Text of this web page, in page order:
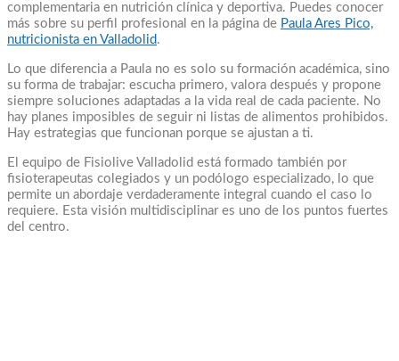
complementaria en nutrición clínica y deportiva. Puedes conocer
más sobre su perfil profesional en la página de Paula Ares Pico,
nutricionista en Valladolid.
Lo que diferencia a Paula no es solo su formación académica, sino
su forma de trabajar: escucha primero, valora después y propone
siempre soluciones adaptadas a la vida real de cada paciente. No
hay planes imposibles de seguir ni listas de alimentos prohibidos.
Hay estrategias que funcionan porque se ajustan a ti.
El equipo de Fisiolive Valladolid está formado también por
fisioterapeutas colegiados y un podólogo especializado, lo que
permite un abordaje verdaderamente integral cuando el caso lo
requiere. Esta visión multidisciplinar es uno de los puntos fuertes
del centro.